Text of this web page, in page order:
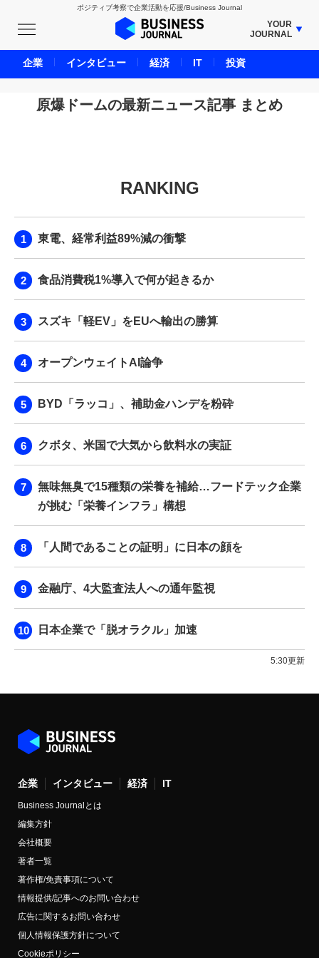
ポジティブ考察で企業活動を応援/Business Journal
YOUR
JOURNAL
BUSINESS JOURNAL
UNICORN JOURNAL
CARBON CREDITS JOURNAL
LIFE ENDING JOURNAL
BPaaS JOURNAL
原爆ドームの最新ニュース記事 まとめ
RANKING
東電、経常利益89%減の衝撃
食品消費税1%導入で何が起きるか
スズキ「軽EV」をEUへ輸出の勝算
オープンウェイトAI論争
BYD「ラッコ」、補助金ハンデを粉砕
クボタ、米国で大気から飲料水の実証
無味無臭で15種類の栄養を補給…フードテック企業
が挑む「栄養インフラ」構想
「人間であることの証明」に日本の顔を
金融庁、4大監査法人への通年監視
日本企業で「脱オラクル」加速
5:30更新
企業 インタビュー 経済 IT
Business Journalとは
編集方針
会社概要
著者一覧
著作権/免責事項について
情報提供/記事へのお問い合わせ
広告に関するお問い合わせ
個人情報保護方針について
Cookieポリシー
企業 インタビュー 経済 IT 投資